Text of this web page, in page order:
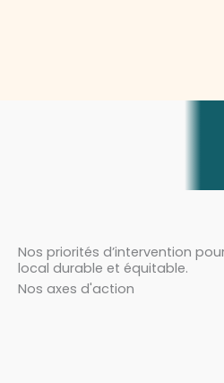
Nos priorités d’intervention
local durable et équitable.
Nos axes d'action